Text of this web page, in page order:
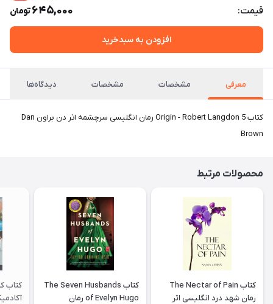
قیمت: 645,000تومان
افزودن به سبدخرید
معرفی مشخصات مشخصات دیدگاه‌ها
کتاب Origin - Robert Langdon 5 رمان انگلیسی سرچشمه اثر دن براون Dan
Brown
محصولات مرتبط
کتاب The Nectar of Pain
رمان شهد درد انگلیسی اثر
کتاب The Seven Husbands
of Evelyn Hugo رمان
کتاب